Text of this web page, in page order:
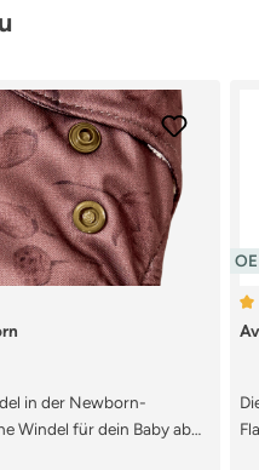
in der Newborn-
Windel für dein Baby ab